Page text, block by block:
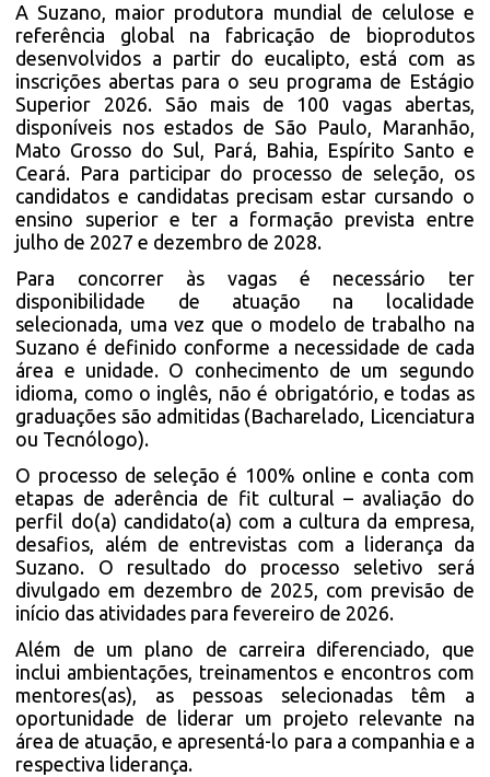
A Suzano, maior produtora mundial de celulose e
referência global na fabricação de bioprodutos
desenvolvidos a partir do eucalipto, está com as
inscrições abertas para o seu programa de Estágio
Superior 2026. São mais de 100 vagas abertas,
disponíveis nos estados de São Paulo, Maranhão,
Mato Grosso do Sul, Pará, Bahia, Espírito Santo e
Ceará. Para participar do processo de seleção, os
candidatos e candidatas precisam estar cursando o
ensino superior e ter a formação prevista entre
julho de 2027 e dezembro de 2028.
Para concorrer às vagas é necessário ter
disponibilidade de atuação na localidade
selecionada, uma vez que o modelo de trabalho na
Suzano é definido conforme a necessidade de cada
área e unidade. O conhecimento de um segundo
idioma, como o inglês, não é obrigatório, e todas as
graduações são admitidas (Bacharelado, Licenciatura
ou Tecnólogo).
O processo de seleção é 100% online e conta com
etapas de aderência de fit cultural – avaliação do
perfil do(a) candidato(a) com a cultura da empresa,
desafios, além de entrevistas com a liderança da
Suzano. O resultado do processo seletivo será
divulgado em dezembro de 2025, com previsão de
início das atividades para fevereiro de 2026.
Além de um plano de carreira diferenciado, que
inclui ambientações, treinamentos e encontros com
mentores(as), as pessoas selecionadas têm a
oportunidade de liderar um projeto relevante na
área de atuação, e apresentá-lo para a companhia e a
respectiva liderança.